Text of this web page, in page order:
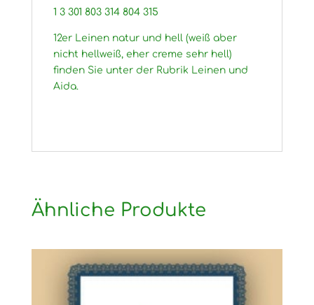
1 3 301 803 314 804 315
12er Leinen natur und hell (weiß aber
nicht hellweiß, eher creme sehr hell)
finden Sie unter der Rubrik Leinen und
Aida.
Ähnliche Produkte